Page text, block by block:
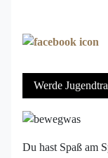
Werde
Du hast Spaß am